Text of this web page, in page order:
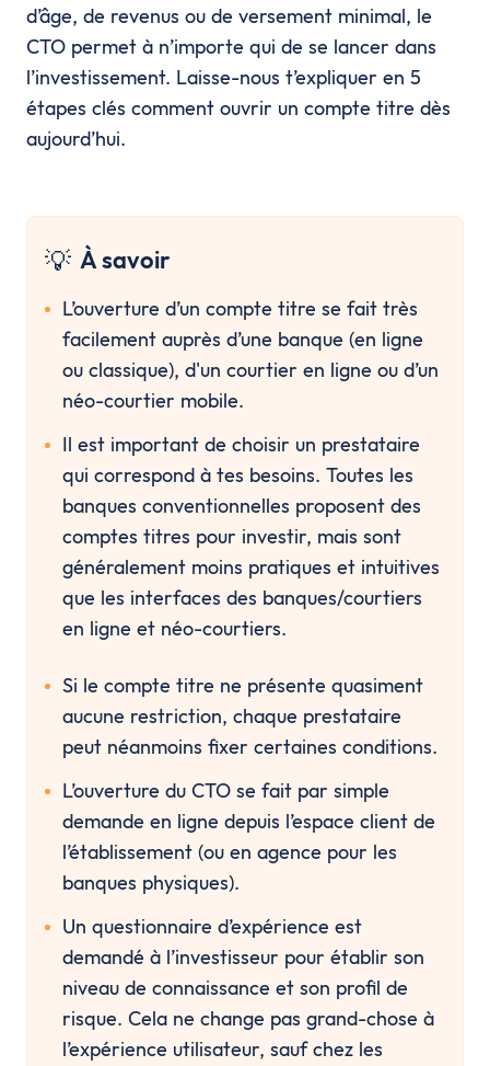
d’âge, de revenus ou de versement minimal, le
CTO permet à n’importe qui de se lancer dans
l’investissement. Laisse-nous t’expliquer en 5
étapes clés comment ouvrir un compte titre dès
aujourd’hui.
💡 À savoir
L’ouverture d’un compte titre se fait très
facilement auprès d’une banque (en ligne
ou classique), d'un courtier en ligne ou d’un
néo-courtier mobile.
Il est important de choisir un prestataire
qui correspond à tes besoins. Toutes les
banques conventionnelles proposent des
comptes titres pour investir, mais sont
généralement moins pratiques et intuitives
que les interfaces des banques/courtiers
en ligne et néo-courtiers.
Si le compte titre ne présente quasiment
aucune restriction, chaque prestataire
peut néanmoins fixer certaines conditions.
L’ouverture du CTO se fait par simple
demande en ligne depuis l’espace client de
l’établissement (ou en agence pour les
banques physiques).
Un questionnaire d’expérience est
demandé à l’investisseur pour établir son
niveau de connaissance et son profil de
risque. Cela ne change pas grand-chose à
l’expérience utilisateur, sauf chez les